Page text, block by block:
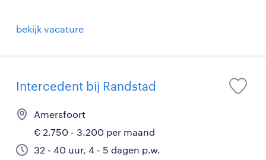
bekijk vacature
Intercedent bij Randstad
Amersfoort
€ 2.750 - 3.200 per maand
32 - 40 uur, 4 - 5 dagen p.w.